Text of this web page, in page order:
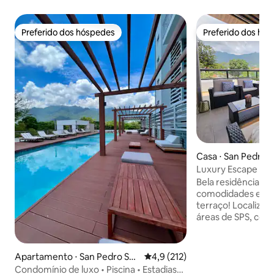
Preferido dos hóspedes
Preferido dos hóspedes
Apartamento ⋅ San Pedro Sul
a
4,9 de uma avaliação média de
4,9 (212)
Condomínio de luxo • Piscina • Estadias
Preferido dos
Preferido dos
Casa ⋅ San Pedro
Luxury Escape -
Bela residência
comodidades
terraço!
áreas de SPS,